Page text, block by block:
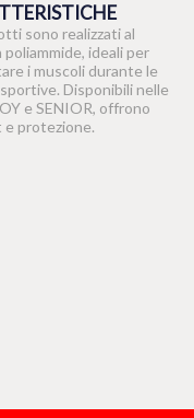
sono realizzati al
poliammide, ideali per
i muscoli durante le
Disponibili nelle
e SENIOR, offrono
e protezione.